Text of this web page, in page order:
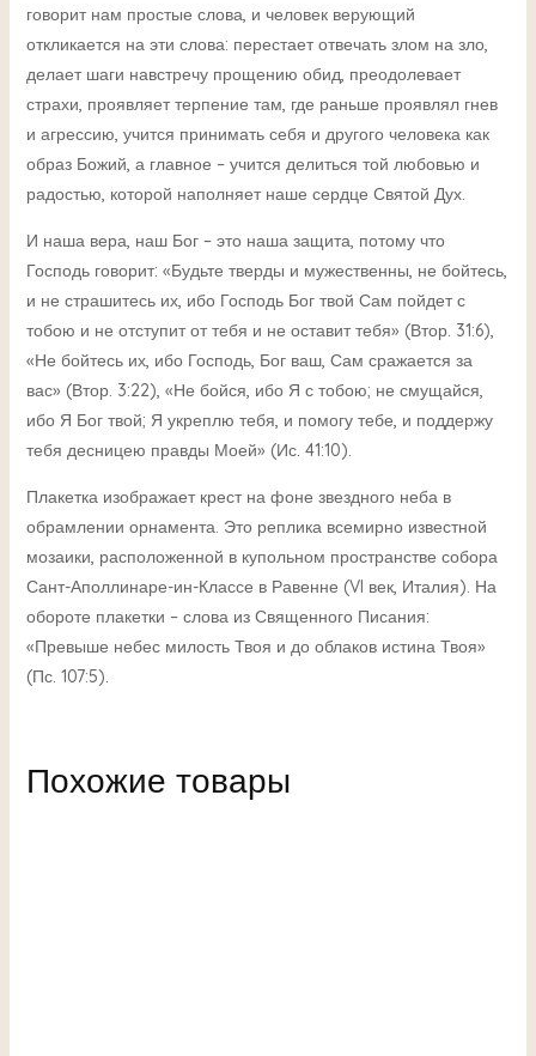
говорит нам простые слова, и человек верующий
откликается на эти слова: перестает отвечать злом на зло,
делает шаги навстречу прощению обид, преодолевает
страхи, проявляет терпение там, где раньше проявлял гнев
и агрессию, учится принимать себя и другого человека как
образ Божий, а главное – учится делиться той любовью и
радостью, которой наполняет наше сердце Святой Дух.
И наша вера, наш Бог – это наша защита, потому что
Господь говорит: «Будьте тверды и мужественны, не бойтесь,
и не страшитесь их, ибо Господь Бог твой Сам пойдет с
тобою и не отступит от тебя и не оставит тебя» (Втор. 31:6),
«Не бойтесь их, ибо Господь, Бог ваш, Сам сражается за
вас» (Втор. 3:22), «Не бойся, ибо Я с тобою; не смущайся,
ибо Я Бог твой; Я укреплю тебя, и помогу тебе, и поддержу
тебя десницею правды Моей» (Ис. 41:10).
Плакетка изображает крест на фоне звездного неба в
обрамлении орнамента. Это реплика всемирно известной
мозаики, расположенной в купольном пространстве собора
Сант-Аполлинаре-ин-Классе в Равенне (VI век, Италия). На
обороте плакетки – слова из Священного Писания:
«Превыше небес милость Твоя и до облаков истина Твоя»
(Пс. 107:5).
Похожие товары